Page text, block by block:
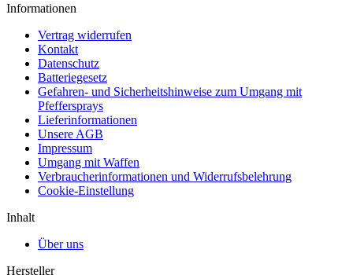
Informationen
Vertrag widerrufen
Kontakt
Datenschutz
Batteriegesetz
Gefahren- und Sicherheitshinweise zum Umgang mit
Pfeffersprays
Lieferinformationen
Unsere AGB
Impressum
Umgang mit Waffen
Verbraucherinformationen und Widerrufsbelehrung
Cookie-Einstellung
Inhalt
Über uns
Hersteller